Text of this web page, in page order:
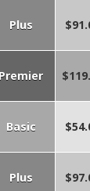
Plus
Premier
Basic
Plus